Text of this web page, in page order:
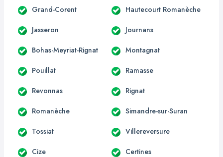
Grand-Corent Hautecourt Romanèche
Jasseron Journans
Bohas-Meyriat-Rignat Montagnat
Pouillat Ramasse
Revonnas Rignat
Romanèche Simandre-sur-Suran
Tossiat Villereversure
Cize Certines